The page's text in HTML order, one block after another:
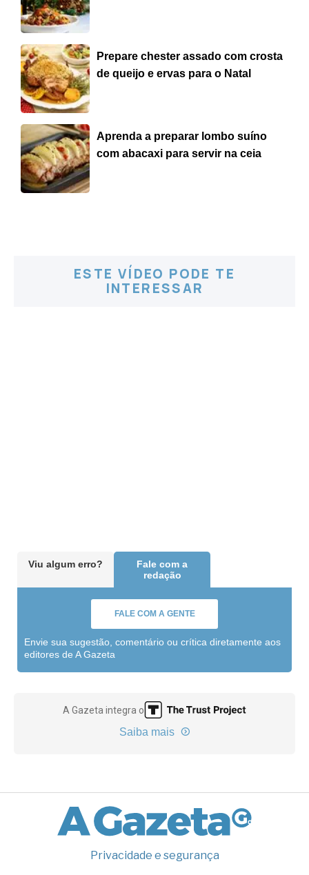
Prepare chester assado com crosta
de queijo e ervas para o Natal
Aprenda a preparar lombo suíno
com abacaxi para servir na ceia
ESTE VÍDEO PODE TE
INTERESSAR
Viu algum erro?
Fale com a
redação
FALE COM A GENTE
Envie sua sugestão, comentário ou crítica diretamente aos
editores de A Gazeta
A Gazeta integra o
Saiba mais
Privacidade e segurança